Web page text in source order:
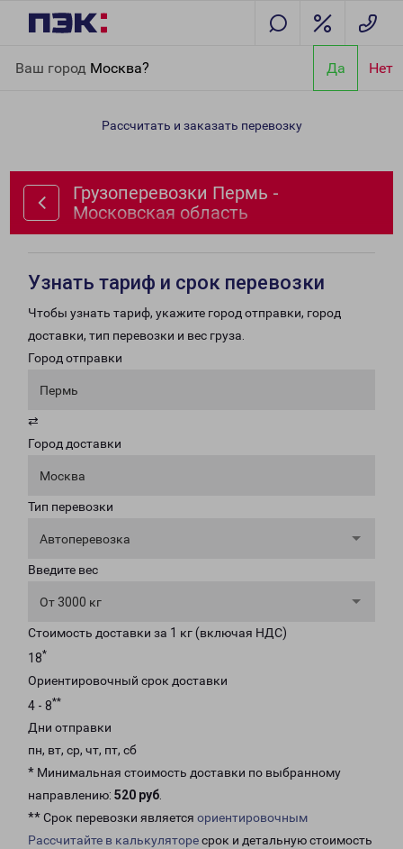
Ваш город Москва? Да Нет
область
Рассчитать и заказать перевозку
Грузоперевозки Пермь -
Московская область
Узнать тариф и срок перевозки
Чтобы узнать тариф, укажите город отправки, город
доставки, тип перевозки и вес груза.
Город отправки
Пермь
⇄
Город доставки
Москва
Тип перевозки
Автоперевозка
Введите вес
От 3000 кг
Стоимость доставки за 1 кг (включая НДС)
18*
Ориентировочный срок доставки
4 - 8**
Дни отправки
пн, вт, ср, чт, пт, сб
* Минимальная стоимость доставки по выбранному
направлению: 520 руб.
** Срок перевозки является ориентировочным
Рассчитайте в калькуляторесрок и детальную стоимость